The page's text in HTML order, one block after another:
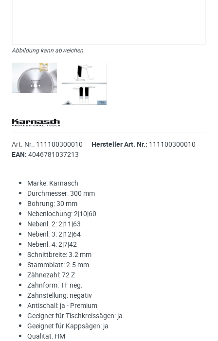
Abbildung kann abweichen
Art. Nr.: 111100300010 Hersteller Art. Nr.: 111100300010
EAN: 4046781037213
Marke: Karnasch
Durchmesser: 300 mm
Bohrung: 30 mm
Nebenlochung: 2|10|60
Nebenl. 2: 2|11|63
Nebenl. 3: 2|12|64
Nebenl. 4: 2|7|42
Schnittbreite: 3.2 mm
Stammblatt: 2.5 mm
Zähnezahl: 72 Z
Zahnform: TF neg.
Zahnstellung: negativ
Antischall: ja - Premium
Geeignet für Tischkreissägen: ja
Geeignet für Kappsägen: ja
Qualität: HM